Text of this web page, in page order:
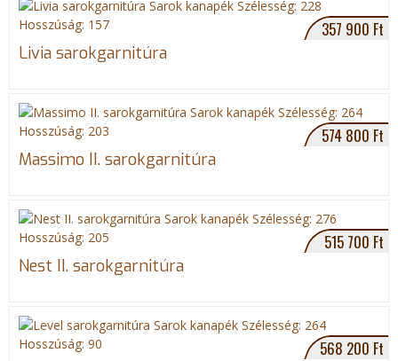
357 900 Ft
Livia sarokgarnitúra
574 800 Ft
Massimo II. sarokgarnitúra
515 700 Ft
Nest II. sarokgarnitúra
568 200 Ft